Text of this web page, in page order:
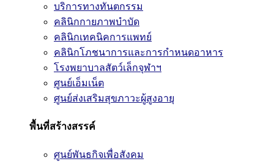
บริการทางทันตกรรม
คลินิกกายภาพบำบัด
คลินิกเทคนิคการแพทย์
คลินิกโภชนาการและการกำหนดอาหาร
โรงพยาบาลสัตว์เล็กจุฬาฯ
ศูนย์เอ็มเน็ต
ศูนย์ส่งเสริมสุขภาวะผู้สูงอายุ
พื้นที่สร้างสรรค์
ศูนย์พันธกิจเพื่อสังคม